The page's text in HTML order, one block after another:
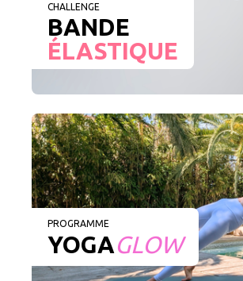
CHALLENGE
BANDE
ÉLASTIQUE
PROGRAMME
YOGAGLOW